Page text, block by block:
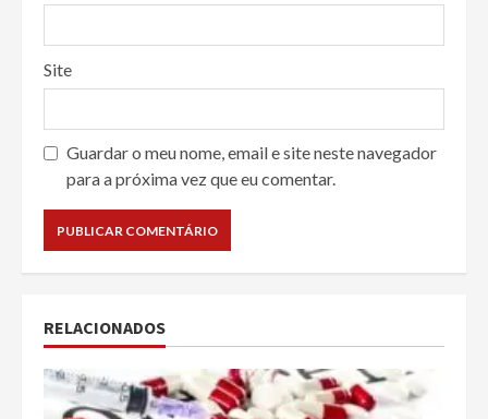
Site
Guardar o meu nome, email e site neste navegador
para a próxima vez que eu comentar.
RELACIONADOS